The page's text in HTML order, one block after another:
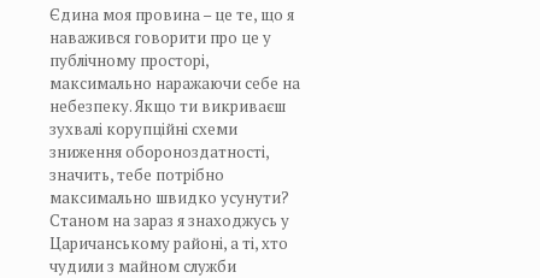
Єдина моя провина – це те, що я
наважився говорити про це у
публічному просторі,
максимально наражаючи себе на
небезпеку. Якщо ти викриваєш
зухвалі корупційні схеми
зниження обороноздатності,
значить, тебе потрібно
максимально швидко усунути?
Станом на зараз я знаходжусь у
Царичанському районі, а ті, хто
чудили з майном служби